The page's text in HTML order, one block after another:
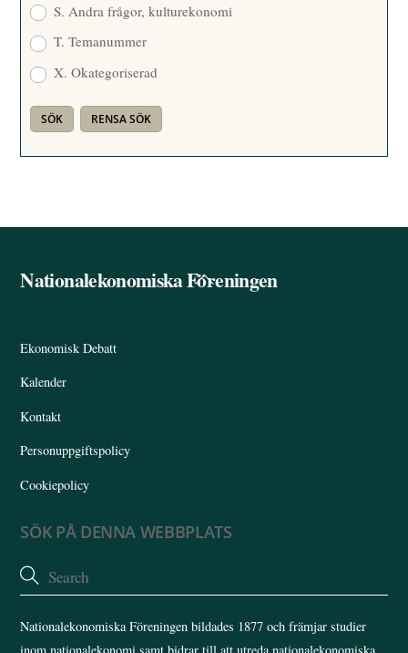
S. Andra frågor, kulturekonomi
T. Temanummer
X. Okategoriserad
Back
Nationalekonomiska Föreningen
Ekonomisk Debatt
Kalender
Kontakt
Personuppgiftspolicy
Cookiepolicy
SÖK PÅ DENNA WEBBPLATS
Nationalekonomiska Föreningen bildades 1877 och främjar studier